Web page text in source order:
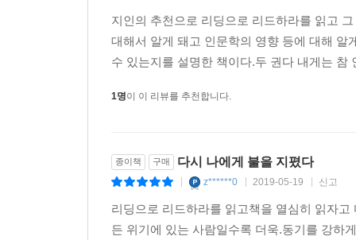
지인의 추천으로 리딩으로 리드하라를 읽고
대해서 알게 돼고 인문학의 영향 등에 대해 알
수 있는지를 설명한 책이다.두 권다 내게는
1명이 이 리뷰를 추천합니다.
종이책 구매 다시 나에게 불을 지폈다
z******0 2019-05-19 신고
리딩으로 리드하라를 읽고책을 열심히 읽자
든 위기에 있는 사람일수록 더욱.동기를 강하